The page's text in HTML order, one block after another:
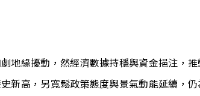
地緣擾動，然經濟數據持穩與資金挹注，推
新高，另寬鬆政策態度與景氣動能延續，仍